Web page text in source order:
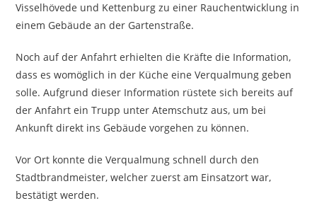
Visselhövede und Kettenburg zu einer Rauchentwicklung in
einem Gebäude an der Gartenstraße.
Noch auf der Anfahrt erhielten die Kräfte die Information,
dass es womöglich in der Küche eine Verqualmung geben
solle. Aufgrund dieser Information rüstete sich bereits auf
der Anfahrt ein Trupp unter Atemschutz aus, um bei
Ankunft direkt ins Gebäude vorgehen zu können.
Vor Ort konnte die Verqualmung schnell durch den
Stadtbrandmeister, welcher zuerst am Einsatzort war,
bestätigt werden.